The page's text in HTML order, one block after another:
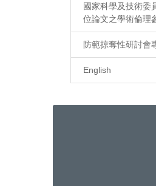
國家科學及技術委
位論文之學術倫理
防範掠奪性研討會
English